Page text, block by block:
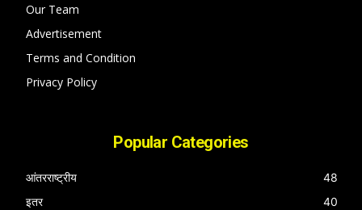
Our Team
Advertisement
Terms and Condition
Privacy Policy
Popular Categories
आंतरराष्ट्रीय
48
इतर
40